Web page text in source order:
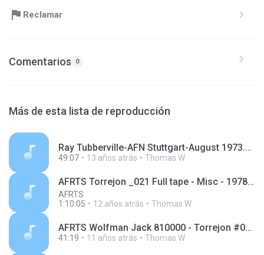
Reclamar
Comentarios 0
Más de esta lista de reproducción
Ray Tubberville-AFN Stuttgart-August 1973.mp3
49:07 13 años atrás Thomas W.
AFRTS Torrejon _021 Full tape - Misc - 1978-10-19 to 1978-11-01.mp3
AFRTS
1:10:05
12 años atrás Thomas W.
AFRTS Wolfman Jack 810000 - Torrejon #077A.mp3
41:19 11 años atrás Thomas W.